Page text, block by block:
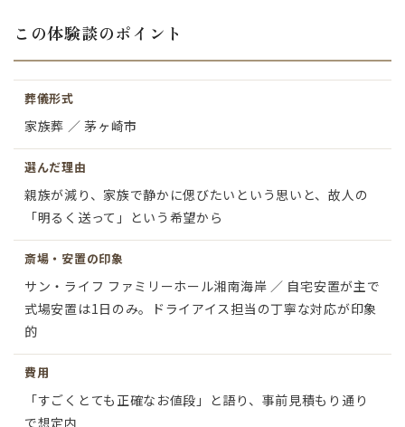
この体験談のポイント
葬儀形式
家族葬 ／ 茅ヶ崎市
選んだ理由
親族が減り、家族で静かに偲びたいという思いと、故人の
「明るく送って」という希望から
斎場・安置の印象
サン・ライフ ファミリーホール湘南海岸 ／ 自宅安置が主で
式場安置は1日のみ。ドライアイス担当の丁寧な対応が印象
的
費用
「すごくとても正確なお値段」と語り、事前見積もり通り
で想定内